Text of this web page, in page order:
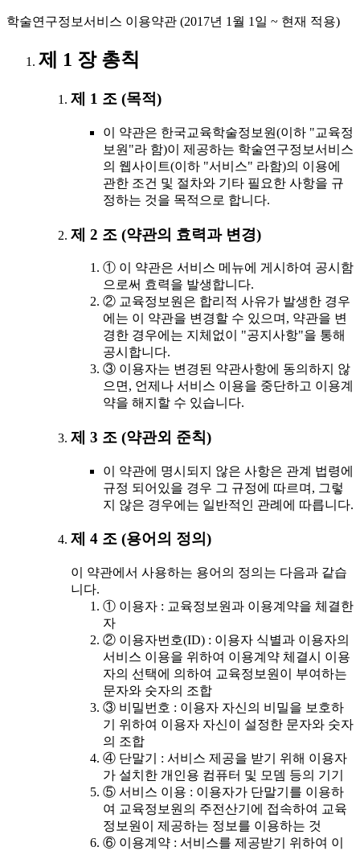
학술연구정보서비스 이용약관 (2017년 1월 1일 ~ 현재 적용)
제 1 장 총칙
제 1 조 (목적)
이 약관은 한국교육학술정보원(이하 "교육정
보원"라 함)이 제공하는 학술연구정보서비스
의 웹사이트(이하 "서비스" 라함)의 이용에
관한 조건 및 절차와 기타 필요한 사항을 규
정하는 것을 목적으로 합니다.
제 2 조 (약관의 효력과 변경)
① 이 약관은 서비스 메뉴에 게시하여 공시함
으로써 효력을 발생합니다.
② 교육정보원은 합리적 사유가 발생한 경우
에는 이 약관을 변경할 수 있으며, 약관을 변
경한 경우에는 지체없이 "공지사항"을 통해
공시합니다.
③ 이용자는 변경된 약관사항에 동의하지 않
으면, 언제나 서비스 이용을 중단하고 이용계
약을 해지할 수 있습니다.
제 3 조 (약관외 준칙)
이 약관에 명시되지 않은 사항은 관계 법령에
규정 되어있을 경우 그 규정에 따르며, 그렇
지 않은 경우에는 일반적인 관례에 따릅니다.
제 4 조 (용어의 정의)
이 약관에서 사용하는 용어의 정의는 다음과 같습
니다.
① 이용자 : 교육정보원과 이용계약을 체결한
자
② 이용자번호(ID) : 이용자 식별과 이용자의
서비스 이용을 위하여 이용계약 체결시 이용
자의 선택에 의하여 교육정보원이 부여하는
문자와 숫자의 조합
③ 비밀번호 : 이용자 자신의 비밀을 보호하
기 위하여 이용자 자신이 설정한 문자와 숫자
의 조합
④ 단말기 : 서비스 제공을 받기 위해 이용자
가 설치한 개인용 컴퓨터 및 모뎀 등의 기기
⑤ 서비스 이용 : 이용자가 단말기를 이용하
여 교육정보원의 주전산기에 접속하여 교육
정보원이 제공하는 정보를 이용하는 것
⑥ 이용계약 : 서비스를 제공받기 위하여 이